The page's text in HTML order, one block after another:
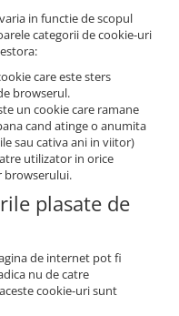
in functie de scopul
categorii de cookie-uri
care este sters
browserul.
un cookie care ramane
cand atinge o anumita
sau cativa ani in viitor)
utilizator in orice
browserului.
plasate de
de internet pot fi
nu de catre
cookie-uri sunt